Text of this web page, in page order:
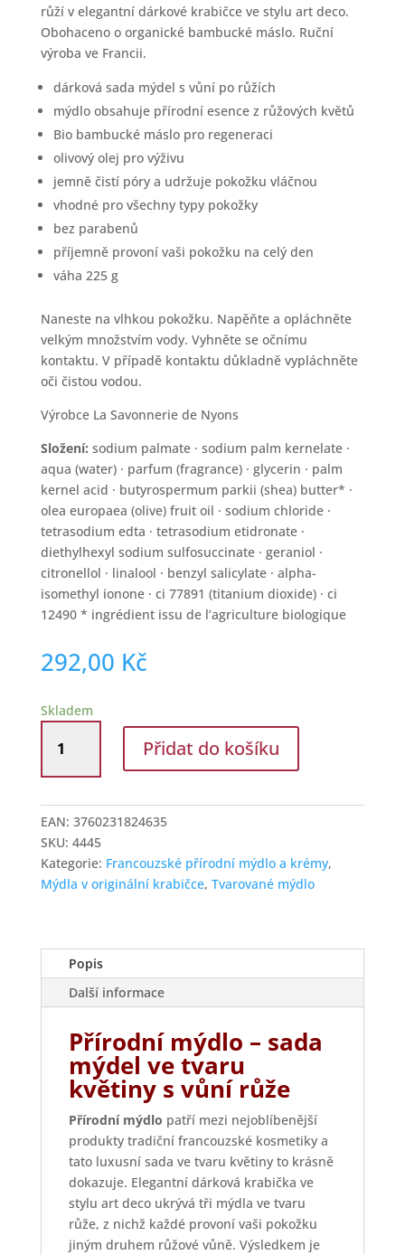
růží v elegantní dárkové krabičce ve stylu art deco.
Obohaceno o organické bambucké máslo. Ruční
výroba ve Francii.
dárková sada mýdel s vůní po růžích
mýdlo obsahuje přírodní esence z růžových květů
Bio bambucké máslo pro regeneraci
olivový olej pro výživu
jemně čistí póry a udržuje pokožku vláčnou
vhodné pro všechny typy pokožky
bez parabenů
příjemně provoní vaši pokožku na celý den
váha 225 g
Naneste na vlhkou pokožku. Napěňte a opláchněte
velkým množstvím vody. Vyhněte se očnímu
kontaktu. V případě kontaktu důkladně vypláchněte
oči čistou vodou.
Výrobce La Savonnerie de Nyons
Složení: sodium palmate · sodium palm kernelate ·
aqua (water) · parfum (fragrance) · glycerin · palm
kernel acid · butyrospermum parkii (shea) butter* ·
olea europaea (olive) fruit oil · sodium chloride ·
tetrasodium edta · tetrasodium etidronate ·
diethylhexyl sodium sulfosuccinate · geraniol ·
citronellol · linalool · benzyl salicylate · alpha-
isomethyl ionone · ci 77891 (titanium dioxide) · ci
12490 * ingrédient issu de l’agriculture biologique
292,00 Kč
Skladem
přírodních
množství
Přidat do košíku
EAN: 3760231824635
SKU: 4445
Kategorie: Francouzské přírodní mýdlo a krémy,
Mýdla v originální krabičce, Tvarované mýdlo
Popis
Další informace
Přírodní mýdlo – sada
mýdel ve tvaru
květiny s vůní růže
Přírodní mýdlo patří mezi nejoblíbenější
produkty tradiční francouzské kosmetiky a
tato luxusní sada ve tvaru květiny to krásně
dokazuje. Elegantní dárková krabička ve
stylu art deco ukrývá tři mýdla ve tvaru
růže, z nichž každé provoní vaši pokožku
jiným druhem růžové vůně. Výsledkem je